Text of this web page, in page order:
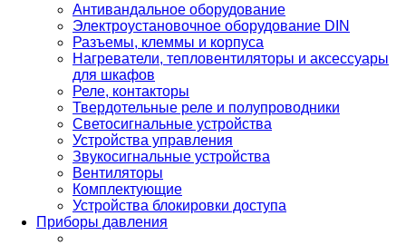
Антивандальное оборудование
Электроустановочное оборудование DIN
Разъемы, клеммы и корпуса
Нагреватели, тепловентиляторы и аксессуары
для шкафов
Реле, контакторы
Твердотельные реле и полупроводники
Светосигнальные устройства
Устройства управления
Звукосигнальные устройства
Вентиляторы
Комплектующие
Устройства блокировки доступа
Приборы давления